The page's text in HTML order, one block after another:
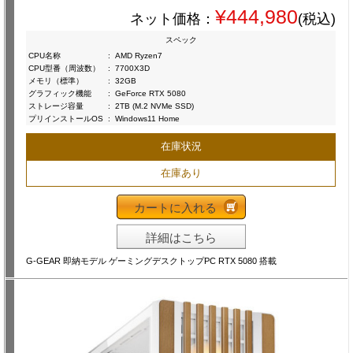
ネット価格： ¥444,980(税込)
スペック
CPU名称
:
AMD Ryzen7
CPU型番（周波数）
:
7700X3D
メモリ（標準）
:
32GB
グラフィック機能
:
GeForce RTX 5080
ストレージ容量
:
2TB (M.2 NVMe SSD)
プリインストールOS : Windows11 Home
在庫状況
在庫あり
カートに入れる
詳細はこちら
G-GEAR 即納モデル ゲーミングデスクトップPC RTX 5080 搭載